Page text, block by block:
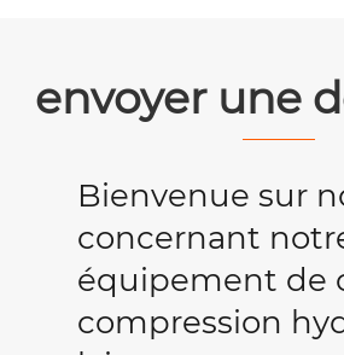
envoyer une
Bienvenue sur
concernant
équipement de
compression